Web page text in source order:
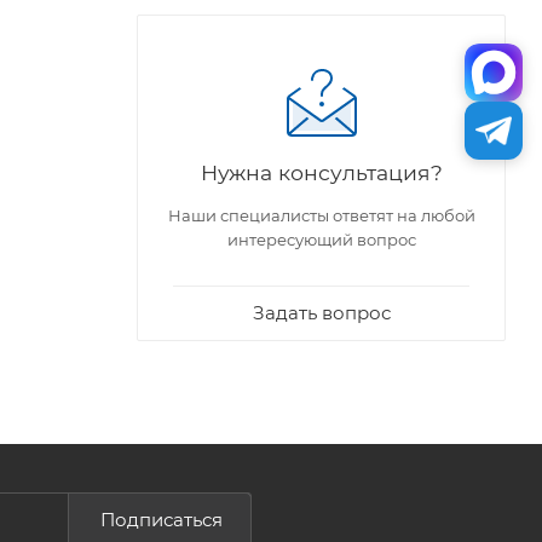
Нужна консультация?
Наши специалисты ответят на любой
интересующий вопрос
Задать вопрос
Подписаться